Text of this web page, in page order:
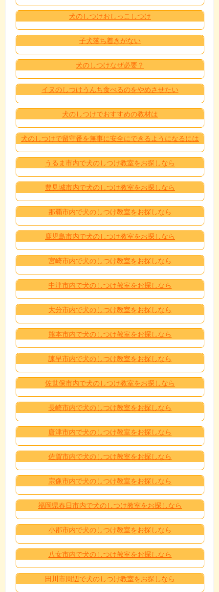
犬のしつけおしっこしつけ
子犬落ち着きがない
犬のしつけなぜ必要？
イヌのしつけうんち食べるのをやめさせたい
犬のしつけでおすすめの教材は
犬のしつけで留守番を無事に安全にできるようになるには
うるま市内で犬のしつけ教室をお探しなら
豊見城市内で犬のしつけ教室をお探しなら
那覇市内で犬のしつけ教室をお探しなら
鹿児島市内で犬のしつけ教室をお探しなら
宮崎市内で犬のしつけ教室をお探しなら
中津市内で犬のしつけ教室をお探しなら
大分市内で犬のしつけ教室をお探しなら
熊本市内で犬のしつけ教室をお探しなら
諫早市内で犬のしつけ教室をお探しなら
佐世保市内で犬のしつけ教室をお探しなら
長崎市内で犬のしつけ教室をお探しなら
唐津市内で犬のしつけ教室をお探しなら
佐賀市内で犬のしつけ教室をお探しなら
宗像市内で犬のしつけ教室をお探しなら
福岡県春日市内で犬のしつけ教室をお探しなら
小郡市内で犬のしつけ教室をお探しなら
八女市内で犬のしつけ教室をお探しなら
田川市周辺で犬のしつけ教室をお探しなら